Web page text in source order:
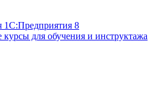
8
для обучения и инструктажа